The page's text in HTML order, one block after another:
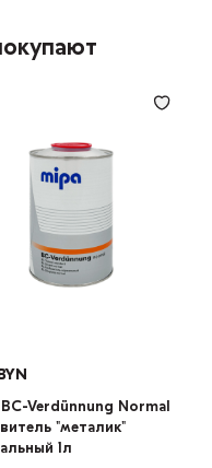
Verdünnung Normal
"металик"
1л